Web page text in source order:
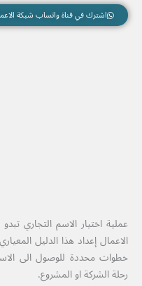
اشترك في قناة واتساب شبكة
عملية اختيار الاسم التجاري
الاعمال إعداد هذا الدليل
خطوات محددة للوصول الى
رحلة الشركة او المشروع.